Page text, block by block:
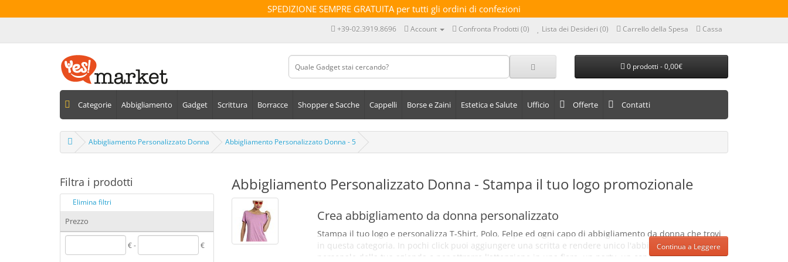
SPEDIZIONE SEMPRE GRATUITA per tutti gli ordini di confezioni
+39-02.3919.8696 Account Confronta Prodotti (0) Lista dei Desideri (0) Carrello della Spesa Cassa
0 prodotti - 0,00€
Categorie Abbigliamento Gadget Scrittura Borracce Shopper e Sacche Cappelli Borse e Zaini Estetica e Salute Ufficio Offerte Contatti
Abbigliamento Personalizzato Donna Abbigliamento Personalizzato Donna - 5
Filtra i prodotti
Elimina filtri
Prezzo
€ - €
Abbigliamento Personalizzato Donna - Stampa il tuo logo promozionale
Crea abbigliamento da donna personalizzato
Stampa il tuo logo e personalizza T-Shirt, Polo, Felpe ed ogni capo di abbigliamento da donna che trovi
in questa categoria. In pochi click puoi aggiungere una scritta e rendere unico l'abbigliamento del
personale della tua azienda o per attrarre l'attenzione in una fiera, un party, un congresso,
Continua a Leggere